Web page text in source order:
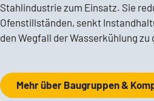
Stahlindustrie zum Einsatz. Sie
Ofenstillständen, senkt
den Wegfall der Wasserkühlung
Mehr über Baugruppen &